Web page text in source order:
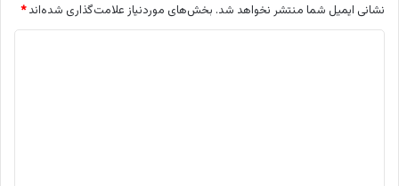
نشانی ایمیل شما منتشر نخواهد شد. بخش‌های موردنیاز علامت‌گذاری شده‌اند*